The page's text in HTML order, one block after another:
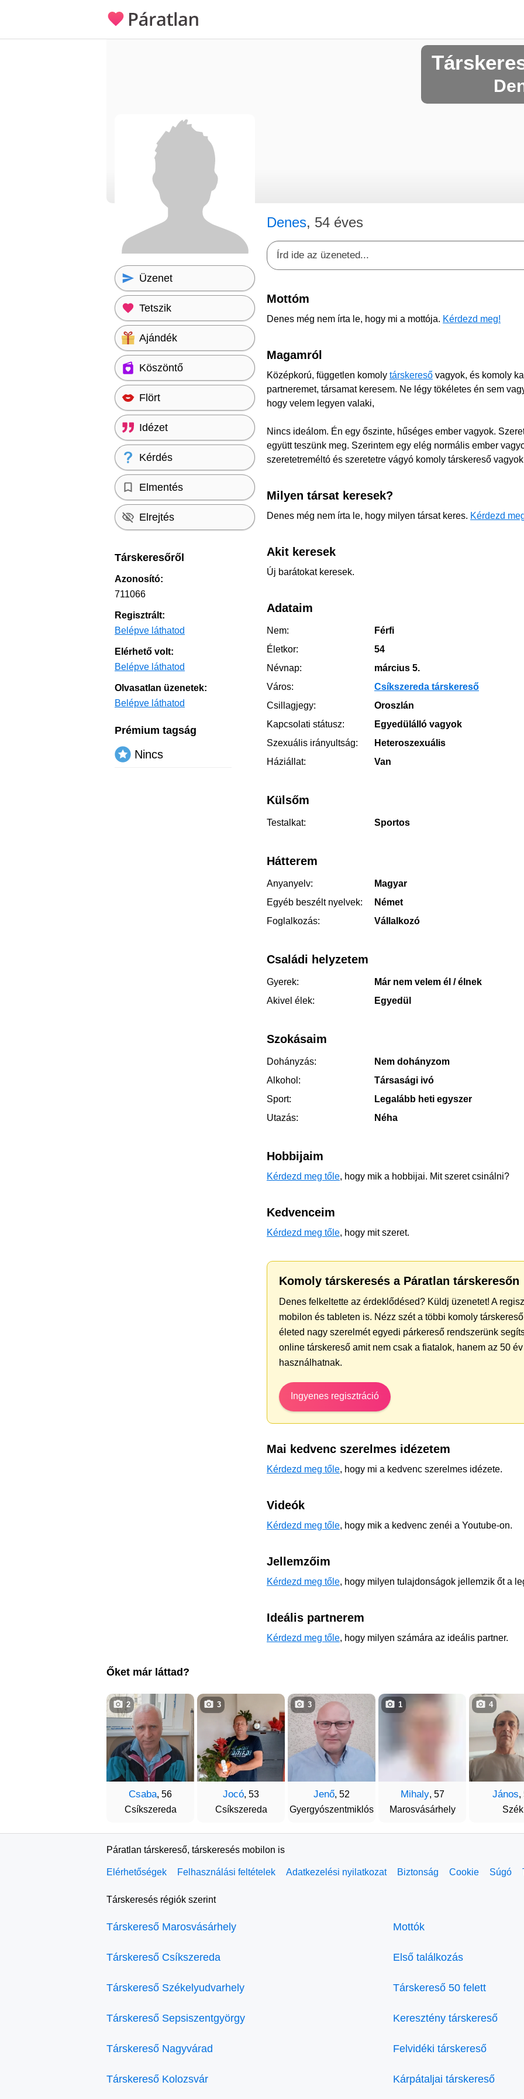
Denes, 54 éves
Mottóm
Denes még nem írta le, hogy mi a mottója. Kérdezd meg!
Magamról
Középkorú, független komoly társkereső vagyok, és komoly
partneremet, társamat keresem. Ne légy tökéletes én sem
hogy velem legyen valaki,
Nincs ideálom. Én egy őszinte, hűséges ember vagyok.
együtt teszünk meg. Szerintem egy elég normális ember
szeretetreméltó és szeretetre vágyó komoly társkereső
Milyen társat keresek?
Denes még nem írta le, hogy milyen társat keres. Kérdezd
Akit keresek
Új barátokat keresek.
Adataim
Nem:
Férfi
Életkor:
54
Névnap:
március 5.
Város:
Csíkszereda társkereső
Csillagjegy:
Oroszlán
Kapcsolati státusz:
Egyedülálló vagyok
Szexuális irányultság:
Heteroszexuális
Háziállat:
Van
Külsőm
Testalkat: Sportos
Hátterem
Anyanyelv:
Magyar
Egyéb beszélt nyelvek:
Német
Foglalkozás:
Vállalkozó
Családi helyzetem
Gyerek:
Már nem velem él / élnek
Akivel élek:
Egyedül
Szokásaim
Dohányzás:
Nem dohányzom
Alkohol:
Társasági ivó
Sport:
Legalább heti egyszer
Utazás:
Néha
Hobbijaim
Kérdezd meg tőle, hogy mik a hobbijai. Mit szeret csinálni?
Kedvenceim
Kérdezd meg tőle, hogy mit szeret.
Komoly társkeresés a Páratlan társkeresőn
Denes felkeltette az érdeklődésed? Küldj üzenetet! A
mobilon és tableten is. Nézz szét a többi komoly
életed nagy szerelmét egyedi párkereső rendszerünk
online társkereső amit nem csak a fiatalok, hanem az 50
használhatnak.
Ingyenes regisztráció
Mai kedvenc szerelmes idézetem
Kérdezd meg tőle, hogy mi a kedvenc szerelmes idézete.
Videók
Kérdezd meg tőle, hogy mik a kedvenc zenéi a Youtube-on.
Jellemzőim
Kérdezd meg tőle, hogy milyen tulajdonságok jellemzik őt a
Ideális partnerem
Kérdezd meg tőle, hogy milyen számára az ideális partner.
Üzenet
Tetszik
Ajándék
Köszöntő
Flört
Idézet
Kérdés
Elmentés
Elrejtés
Társkeresőről
Azonosító:
711066
Regisztrált:
Belépve láthatod
Elérhető volt:
Belépve láthatod
Olvasatlan üzenetek:
Belépve láthatod
Prémium tagság
Nincs
Őket már láttad?
Csaba, 56
Csíkszereda
2
Jocó, 53
Csíkszereda
3
Jenő, 52
Gyergyószentmiklós
3
Mihaly, 57
Marosvásárhely
1
János,
Szék
4
Páratlan társkereső, társkeresés mobilon is
Elérhetőségek Felhasználási feltételek Adatkezelési nyilatkozat Biztonság Cookie Súgó
Társkeresés régiók szerint
Társkereső Marosvásárhely
Társkereső Csíkszereda
Társkereső Székelyudvarhely
Társkereső Sepsiszentgyörgy
Társkereső Nagyvárad
Társkereső Kolozsvár
Mottók
Első találkozás
Társkereső 50 felett
Keresztény társkereső
Felvidéki társkereső
Kárpátaljai társkereső